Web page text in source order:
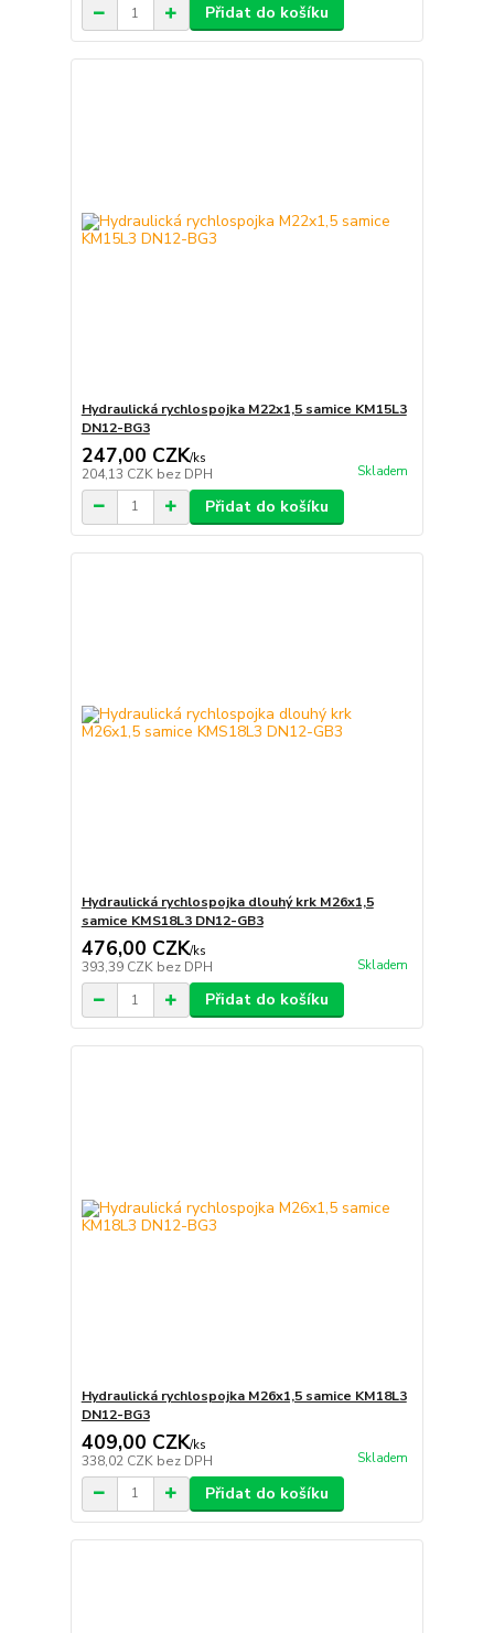
Přidat do košíku
Hydraulická rychlospojka M22x1,5 samice KM15L3
DN12-BG3
247,00 CZK/ks
204,13 CZK bez DPH Skladem
Přidat do košíku
Hydraulická rychlospojka dlouhý krk M26x1,5
samice KMS18L3 DN12-GB3
476,00 CZK/ks
393,39 CZK bez DPH Skladem
Přidat do košíku
Hydraulická rychlospojka M26x1,5 samice KM18L3
DN12-BG3
409,00 CZK/ks
338,02 CZK bez DPH Skladem
Přidat do košíku